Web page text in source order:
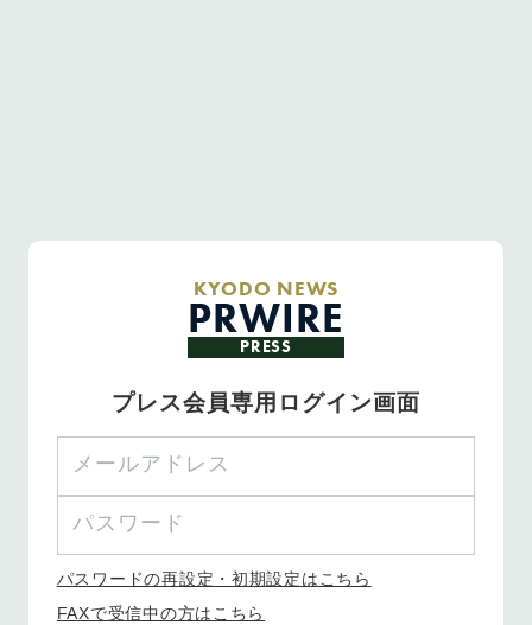
KYODO NEWS
PRWIRE
PRESS
プレス会員専用ログイン画面
パスワードの再設定・初期設定はこちら
FAXで受信中の方はこちら